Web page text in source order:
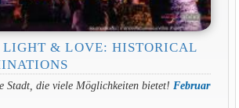
LIGHT & LOVE: HISTORICAL
Stadt, die viele Möglichkeiten bietet! Februar